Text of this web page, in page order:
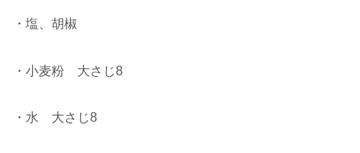
・塩、胡椒
・小麦粉 大さじ8
・水 大さじ8